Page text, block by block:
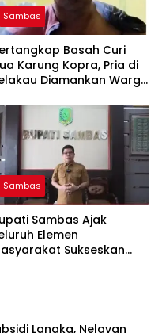
Sambas
Basah Curi
Karung Kopra, Pria di
Diamankan Warga
Sambas
Sambas Ajak
Elemen
Sukseskan
Langka, Nelayan